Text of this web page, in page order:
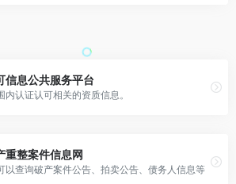
信息公共服务平台
内认证认可相关的资质信息。
重整案件信息网
以查询破产案件公告、拍卖公告、债务人信息等